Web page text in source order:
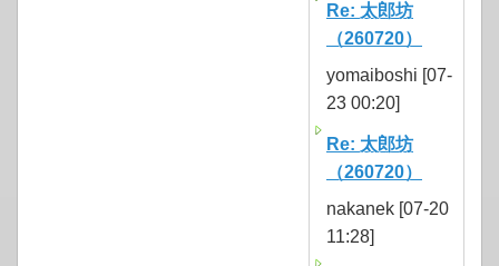
Re: 太郎坊
（260720）
yomaiboshi [07-
23 00:20]
Re: 太郎坊
（260720）
nakanek [07-20
11:28]